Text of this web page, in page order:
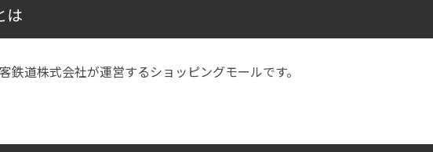
は
鉄道株式会社が運営するショッピングモールです。